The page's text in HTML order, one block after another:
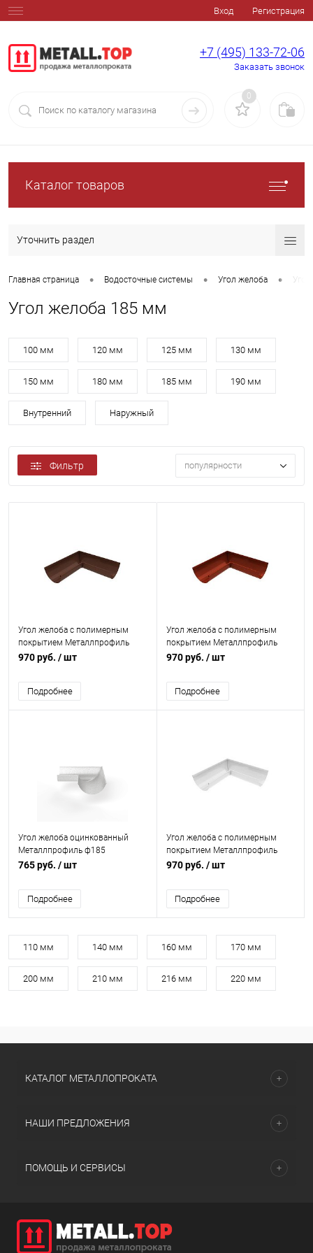
Вход Регистрация
+7 (495) 133-72-06
Заказать звонок
0
Каталог товаров
Уточнить раздел
Главная страница • Водосточные системы • Угол желоба •
Угол желоба 185 мм
100 мм 120 мм 125 мм 130 мм
150 мм 180 мм 185 мм 190 мм
Внутренний Наружный
Фильтр популярности
Угол желоба с полимерным
покрытием Металлпрофиль
ф185мм RAL 8017
970 руб. / шт
Подробнее
Угол желоба с полимерным
покрытием Металлпрофиль
ф185мм RAL 3011
970 руб. / шт
Подробнее
Угол желоба оцинкованный
Металлпрофиль ф185
765 руб. / шт
Подробнее
Угол желоба с полимерным
покрытием Металлпрофиль
ф185мм RAL 9003
970 руб. / шт
Подробнее
110 мм 140 мм 160 мм 170 мм
200 мм 210 мм 216 мм 220 мм
КАТАЛОГ МЕТАЛЛОПРОКАТА
НАШИ ПРЕДЛОЖЕНИЯ
ПОМОЩЬ И СЕРВИСЫ